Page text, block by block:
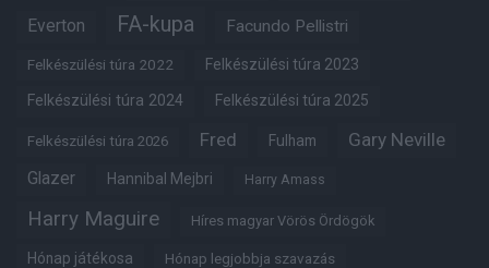
Everton FA-kupa Facundo Pellistri
Felkészülési túra 2022 Felkészülési túra 2023
Felkészülési túra 2024 Felkészülési túra 2025
Felkészülési túra 2026 Fred Fulham Gary Neville
Glazer Hannibal Mejbri Harry Amass
Harry Maguire Híres magyar Vörös Ördögök
Hónap játékosa Hónap legjobbja szavazás